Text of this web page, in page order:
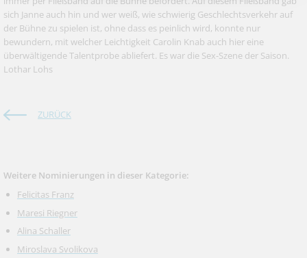
sich Janne auch hin und wer weiß, wie schwierig Geschlechtsverkehr auf
der Bühne zu spielen ist, ohne dass es peinlich wird, konnte nur
bewundern, mit welcher Leichtigkeit Carolin Knab auch hier eine
überwältigende Talentprobe abliefert. Es war die Sex-Szene der Saison.
Lothar Lohs
ZURÜCK
Weitere Nominierungen in dieser Kategorie:
Felicitas Franz
Maresi Riegner
Alina Schaller
Miroslava Svolikova